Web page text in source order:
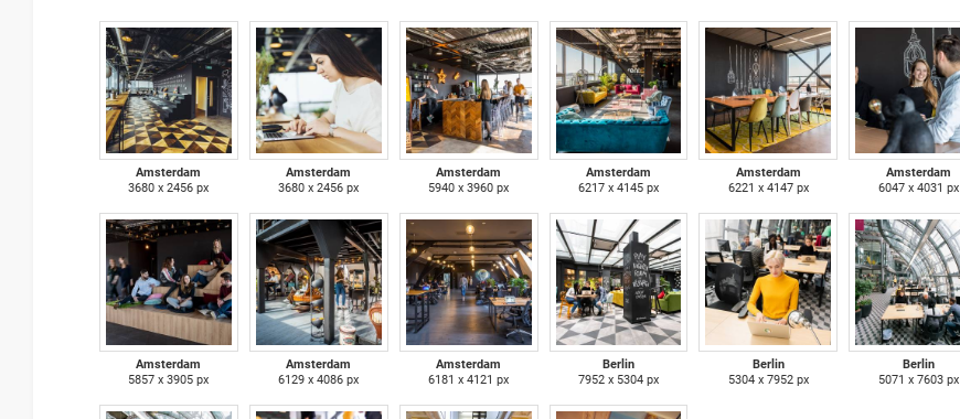
Amsterdam
3680 x 2456 px
Amsterdam
3680 x 2456 px
Amsterdam
5940 x 3960 px
Amsterdam
6217 x 4145 px
Amsterdam
6221 x 4147 px
Amsterdam
6047 x 4031 px
Amsterdam
5857 x 3905 px
Amsterdam
6129 x 4086 px
Amsterdam
6181 x 4121 px
Berlin
7952 x 5304 px
Berlin
5304 x 7952 px
Berlin
5071 x 7603 px